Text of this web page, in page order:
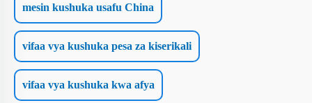
mesin kushuka usafu China
vifaa vya kushuka pesa za kiserikali
vifaa vya kushuka kwa afya